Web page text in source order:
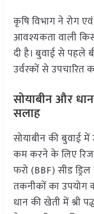
कृषि विभाग ने रोग
आवश्यकता वाली
दी है। बुवाई से
उर्वरकों से उपचारित
सोयाबीन और
सलाह
सोयाबीन की बुवाई
कम करने के लिए रिज
फरो (BBF) सीड
तकनीकों का उपयोग
धान की खेती में श्री